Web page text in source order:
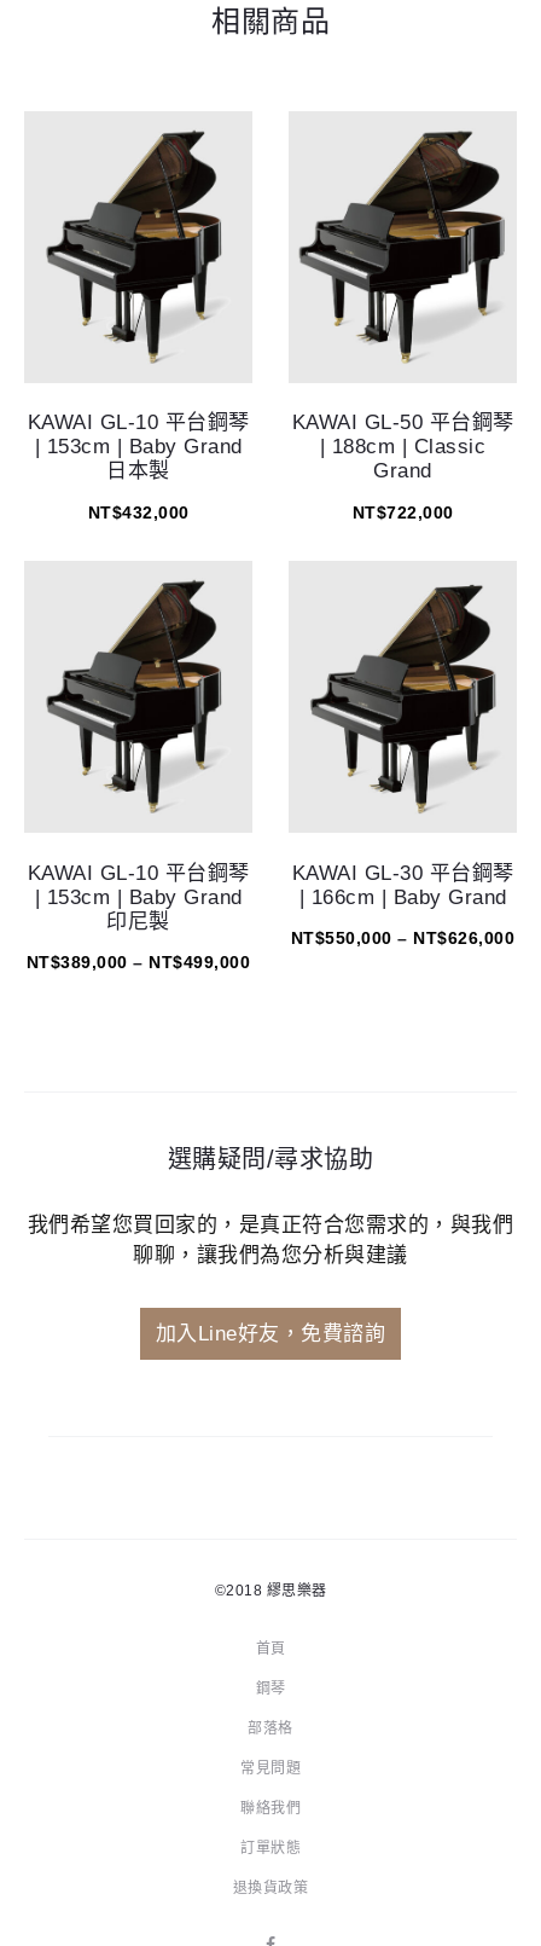
相關商品
KAWAI GL-10 平台鋼琴
| 153cm | Baby Grand
日本製
NT$432,000
KAWAI GL-50 平台鋼琴
| 188cm | Classic
Grand
NT$722,000
KAWAI GL-10 平台鋼琴
| 153cm | Baby Grand
印尼製
NT$389,000 – NT$499,000
KAWAI GL-30 平台鋼琴
| 166cm | Baby Grand
NT$550,000 – NT$626,000
選購疑問/尋求協助
我們希望您買回家的，是真正符合您需求的，與我們
聊聊，讓我們為您分析與建議
加入Line好友，免費諮詢
©2018 繆思樂器
首頁
鋼琴
部落格
常見問題
聯絡我們
訂單狀態
退換貨政策